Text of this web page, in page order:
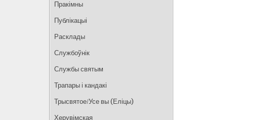
Пракімны
Публікацыі
Расклады
Службоўнік
Службы святым
Трапары і кандакі
Трысвятое/Усе вы (Еліцы)
Херувімская